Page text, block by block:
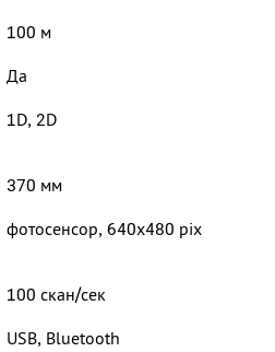
100 м
Да
1D, 2D
370 мм
фотосенсор, 640x480 pix
100 скан/сек
USB, Bluetooth